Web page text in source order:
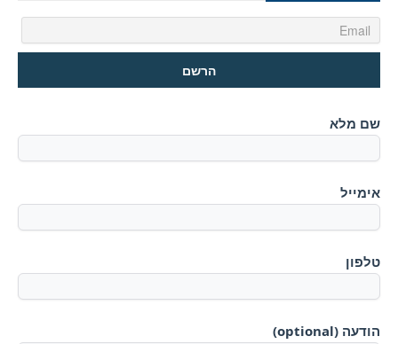
שם מלא
אימייל
טלפון
הודעה (optional)